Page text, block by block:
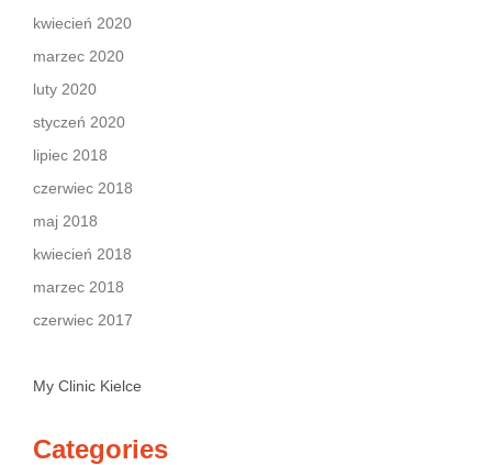
kwiecień 2020
marzec 2020
luty 2020
styczeń 2020
lipiec 2018
czerwiec 2018
maj 2018
kwiecień 2018
marzec 2018
czerwiec 2017
My Clinic Kielce
Categories